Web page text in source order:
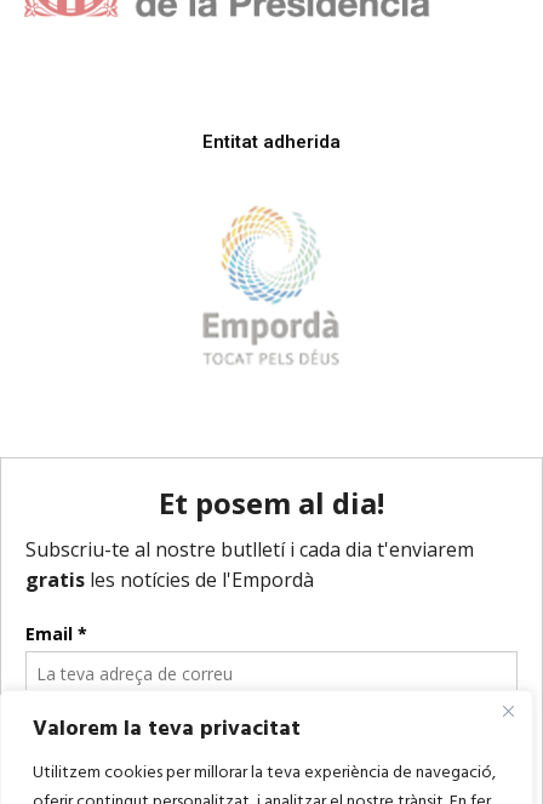
Valorem la teva privacitat
Utilitzem cookies per millorar la teva experiència de navegació,
Entitat adherida